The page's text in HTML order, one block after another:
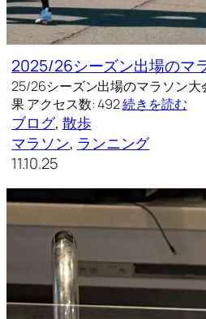
2025/26シーズン出場のマ
25/26シーズン出場のマラソン大
果 アクセス数: 492続きを読む
ブログ, 散歩
マラソン, ランニング
11.10.25